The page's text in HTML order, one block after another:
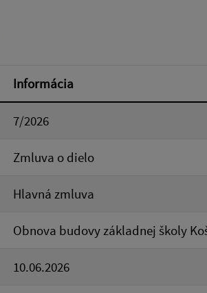
Informácia
7/2026
Zmluva o dielo
Hlavná zmluva
Obnova budovy základnej školy
10.06.2026